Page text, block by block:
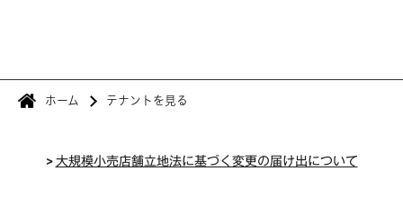
ホーム テナントを見る
>大規模小売店舗立地法に基づく変更の届け出について